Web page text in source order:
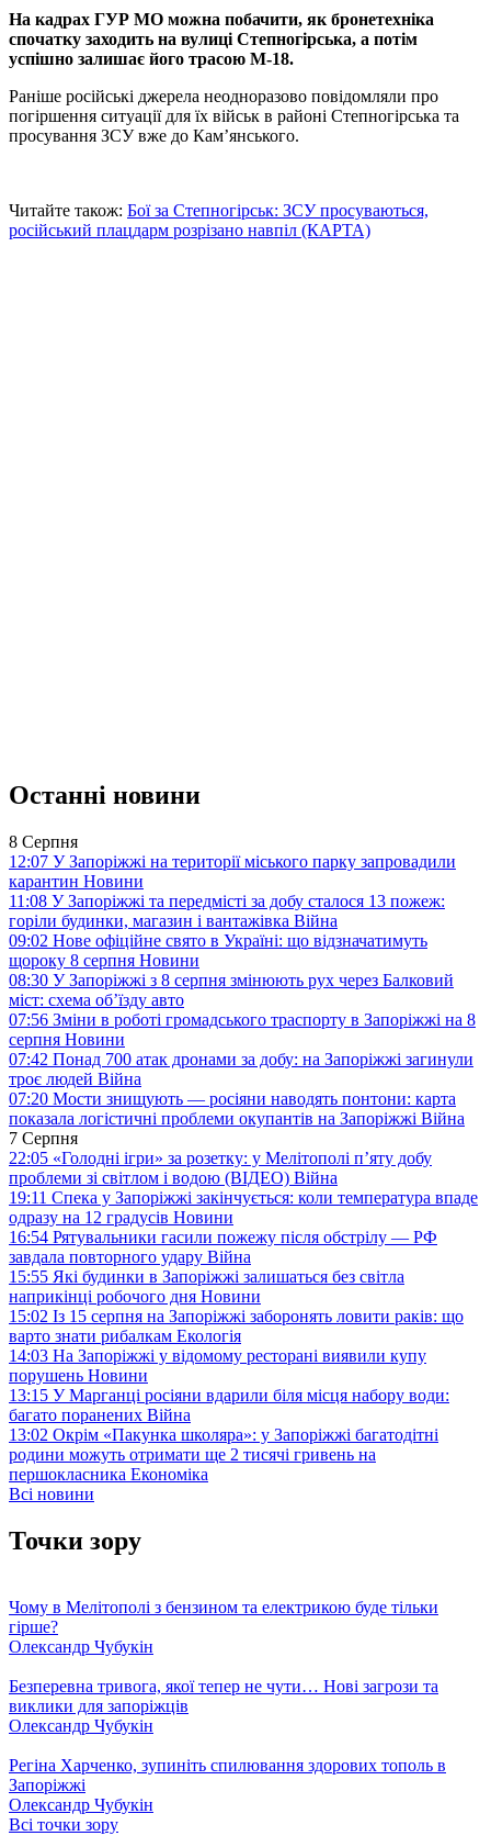
На кадрах ГУР МО можна побачити, як бронетехніка
спочатку заходить на вулиці Степногірська, а потім
успішно залишає його трасою М-18.
Раніше російські джерела неодноразово повідомляли про
погіршення ситуації для їх військ в районі Степногірська та
просування ЗСУ вже до Кам’янського.
Читайте також: Бої за Степногірськ: ЗСУ просуваються,
російський плацдарм розрізано навпіл (КАРТА)
Останні новини
8 Серпня
12:07 У Запоріжжі на території міського парку запровадили
карантин Новини
11:08 У Запоріжжі та передмісті за добу сталося 13 пожеж:
горіли будинки, магазин і вантажівка Війна
09:02 Нове офіційне свято в Україні: що відзначатимуть
щороку 8 серпня Новини
08:30 У Запоріжжі з 8 серпня змінюють рух через Балковий
міст: схема об’їзду авто
07:56 Зміни в роботі громадського траспорту в Запоріжжі на 8
серпня Новини
07:42 Понад 700 атак дронами за добу: на Запоріжжі загинули
троє людей Війна
07:20 Мости знищують — росіяни наводять понтони: карта
показала логістичні проблеми окупантів на Запоріжжі Війна
7 Серпня
22:05 «Голодні ігри» за розетку: у Мелітополі п’яту добу
проблеми зі світлом і водою (ВІДЕО) Війна
19:11 Спека у Запоріжжі закінчується: коли температура впаде
одразу на 12 градусів Новини
16:54 Рятувальники гасили пожежу після обстрілу — РФ
завдала повторного удару Війна
15:55 Які будинки в Запоріжжі залишаться без світла
наприкінці робочого дня Новини
15:02 Із 15 серпня на Запоріжжі заборонять ловити раків: що
варто знати рибалкам Екологія
14:03 На Запоріжжі у відомому ресторані виявили купу
порушень Новини
13:15 У Марганці росіяни вдарили біля місця набору води:
багато поранених Війна
13:02 Окрім «Пакунка школяра»: у Запоріжжі багатодітні
родини можуть отримати ще 2 тисячі гривень на
першокласника Економіка
Всі новини
Точки зору
Чому в Мелітополі з бензином та електрикою буде тільки
гірше?
Олександр Чубукін
Безперевна тривога, якої тепер не чути… Нові загрози та
виклики для запоріжців
Олександр Чубукін
Регіна Харченко, зупиніть спилювання здорових тополь в
Запоріжжі
Олександр Чубукін
Всі точки зору